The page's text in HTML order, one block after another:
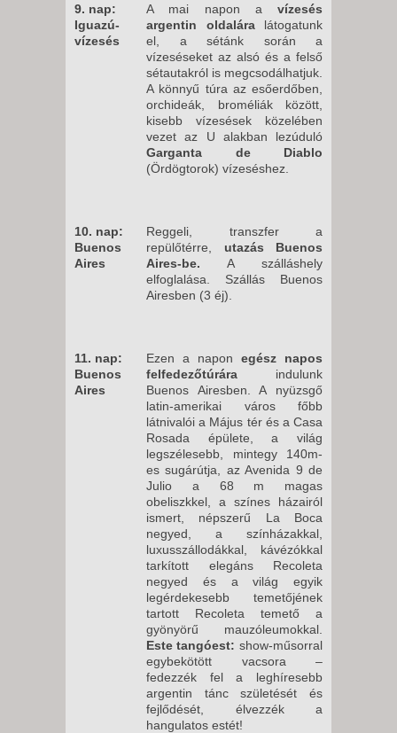
9. nap:
Iguazú-
vízesés
A mai napon a vízesés
argentin oldalára látogatunk
el, a sétánk során a
vízeséseket az alsó és a felső
sétautakról is megcsodálhatjuk.
A könnyű túra az esőerdőben,
orchideák, broméliák között,
kisebb vízesések közelében
vezet az U alakban lezúduló
Garganta de Diablo
(Ördögtorok) vízeséshez.
10. nap:
Buenos
Aires
Reggeli, transzfer a
repülőtérre, utazás Buenos
Aires-be. A szálláshely
elfoglalása. Szállás Buenos
Airesben (3 éj).
11. nap:
Buenos
Aires
Ezen a napon egész napos
felfedezőtúrára indulunk
Buenos Airesben. A nyüzsgő
latin-amerikai város főbb
látnivalói a Május tér és a Casa
Rosada épülete, a világ
legszélesebb, mintegy 140m-
es sugárútja, az Avenida 9 de
Julio a 68 m magas
obeliszkkel, a színes házairól
ismert, népszerű La Boca
negyed, a színházakkal,
luxusszállodákkal, kávézókkal
tarkított elegáns Recoleta
negyed és a világ egyik
legérdekesebb temetőjének
tartott Recoleta temető a
gyönyörű mauzóleumokkal.
Este tangóest: show-műsorral
egybekötött vacsora –
fedezzék fel a leghíresebb
argentin tánc születését és
fejlődését, élvezzék a
hangulatos estét!